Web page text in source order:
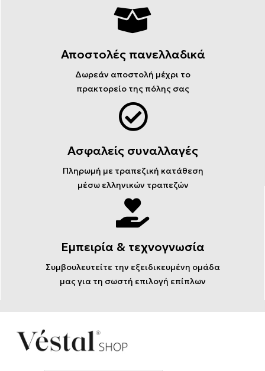
Αποστολές πανελλαδικά
Δωρεάν αποστολή μέχρι το
πρακτορείο της πόλης σας
Ασφαλείς συναλλαγές
Πληρωμή με τραπεζική κατάθεση
μέσω ελληνικών τραπεζών
Εμπειρία & τεχνογνωσία
Συμβουλευτείτε την εξειδικευμένη ομάδα
μας για τη σωστή επιλογή επίπλων